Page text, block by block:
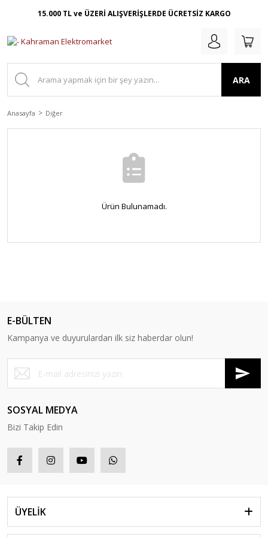
15.000 TL ve ÜZERİ ALIŞVERİŞLERDE ÜCRETSİZ KARGO
ARA
Anasayfa Diğer
Ürün Bulunamadı.
E-BÜLTEN
Kampanya ve duyurulardan ilk siz haberdar olun!
SOSYAL MEDYA
Bizi Takip Edin
ÜYELİK